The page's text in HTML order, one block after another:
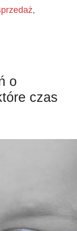
,
o
czas